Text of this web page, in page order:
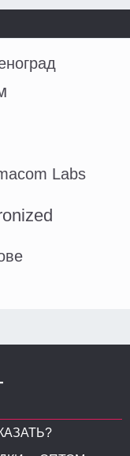
Labs